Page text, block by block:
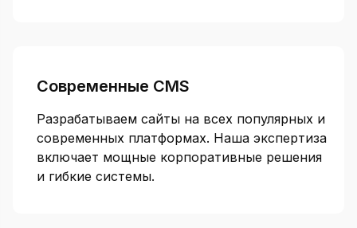
Современные CMS
Разрабатываем сайты на всех популярных и
современных платформах. Наша экспертиза
включает мощные корпоративные решения
и гибкие системы.